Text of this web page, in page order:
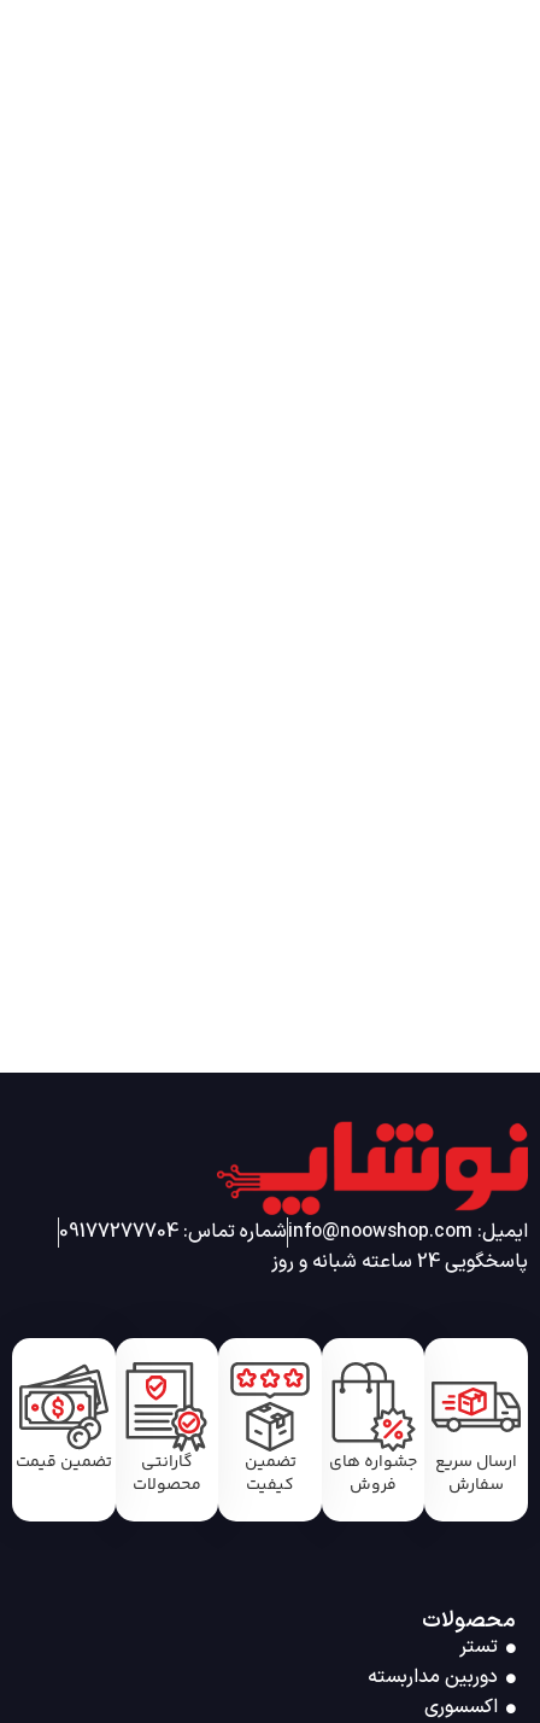
ایمیل: info@noowshop.com
شماره تماس: 09177277704
پاسخگویی 24 ساعته شبانه و روز
ارسال سریع
سفارش
جشواره های
فروش
تضمین
کیفیت
گارانتی
محصولات
تضمین قیمت
محصولات
تستر
دوربین مداربسته
اکسسوری